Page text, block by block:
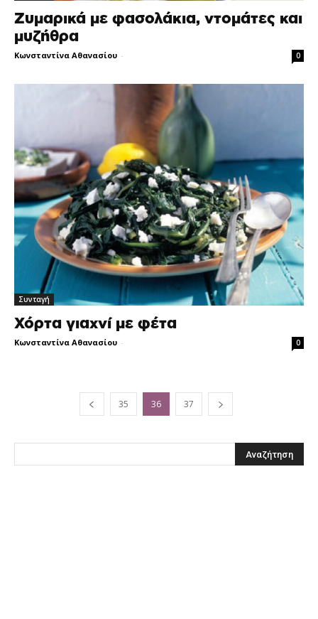
Ζυμαρικά με φασολάκια, ντομάτες και
μυζήθρα
Κωνσταντίνα Αθανασίου - 0
Συνταγή
Χόρτα γιαχνί με φέτα
Κωνσταντίνα Αθανασίου - 0
35 36 37